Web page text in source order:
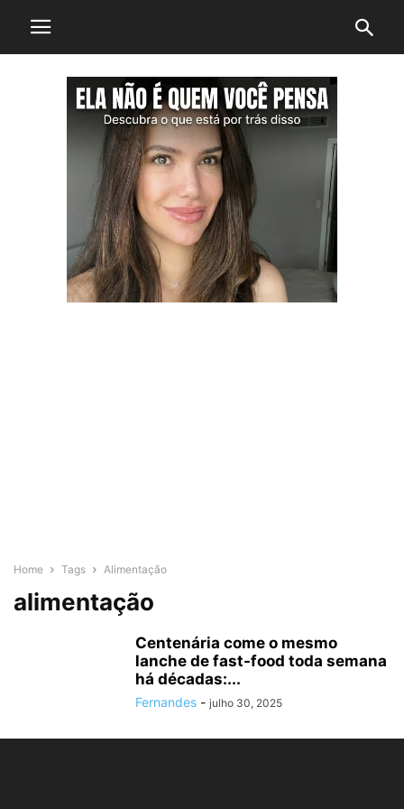
Home Tags Alimentação
alimentação
Centenária come o mesmo
lanche de fast-food toda semana
há décadas:...
Fernandes - julho 30, 2025